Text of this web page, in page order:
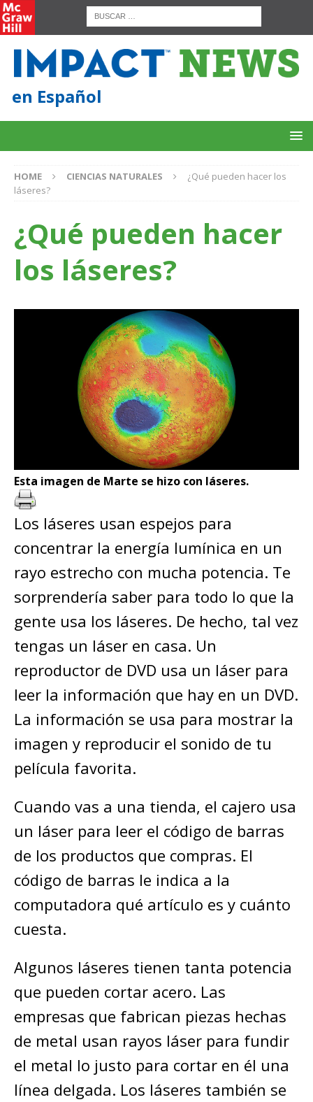
en Español
HOME CIENCIAS NATURALES
¿Qué pueden hacer los
láseres?
¿Qué pueden hacer
los láseres?
Esta imagen de Marte se hizo con láseres.
Los láseres usan espejos para
concentrar la energía lumínica en un
rayo estrecho con mucha potencia. Te
sorprendería saber para todo lo que la
gente usa los láseres. De hecho, tal vez
tengas un láser en casa. Un
reproductor de DVD usa un láser para
leer la información que hay en un DVD.
La información se usa para mostrar la
imagen y reproducir el sonido de tu
película favorita.
Cuando vas a una tienda, el cajero usa
un láser para leer el código de barras
de los productos que compras. El
código de barras le indica a la
computadora qué artículo es y cuánto
cuesta.
Algunos láseres tienen tanta potencia
que pueden cortar acero. Las
empresas que fabrican piezas hechas
de metal usan rayos láser para fundir
el metal lo justo para cortar en él una
línea delgada. Los láseres también se